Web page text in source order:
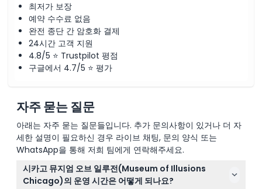
최저가 보장
예약 수수료 없음
완전 종단 간 암호화 결제
24시간 고객 지원
4.8/5 ⭐ Trustpilot 평점
구글에서 4.7/5 ⭐ 평가
자주 묻는 질문
아래는 자주 묻는 질문들입니다. 추가 문의사항이 있거나 더 자
세한 설명이 필요하신 경우 라이브 채팅, 문의 양식 또는
WhatsApp을 통해 저희 팀에게 연락해주세요.
시카고 뮤지엄 오브 일루전(Museum of Illusions
Chicago)의 운영 시간은 어떻게 되나요?